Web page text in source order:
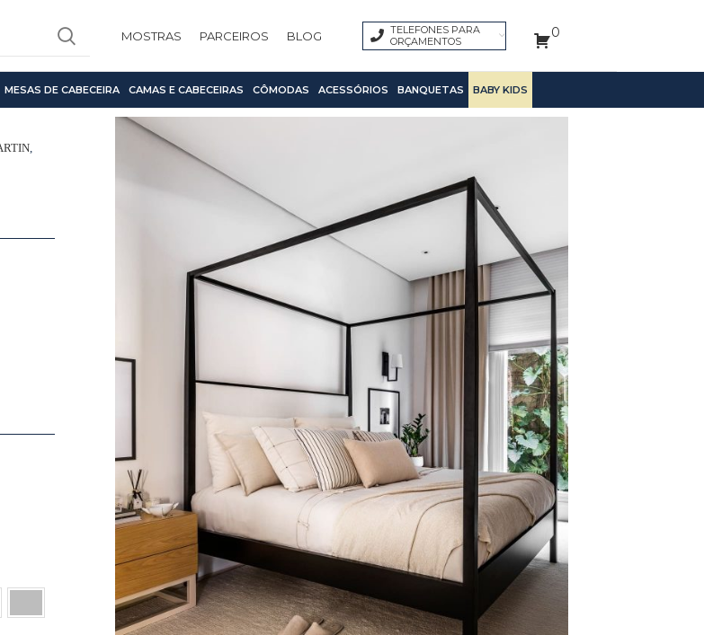
MOSTRAS PARCEIROS BLOG
TELEFONES PARA
ORÇAMENTOS
0
MESAS DE CABECEIRA CAMAS E CABECEIRAS CÔMODAS ACESSÓRIOS BANQUETAS BABY KIDS
,